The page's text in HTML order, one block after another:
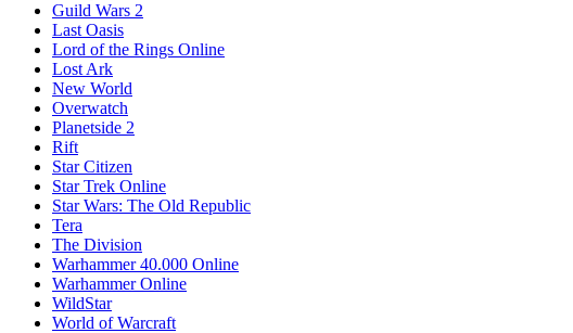
Guild Wars 2
Last Oasis
Lord of the Rings Online
Lost Ark
New World
Overwatch
Planetside 2
Rift
Star Citizen
Star Trek Online
Star Wars: The Old Republic
Tera
The Division
Warhammer 40.000 Online
Warhammer Online
WildStar
World of Warcraft